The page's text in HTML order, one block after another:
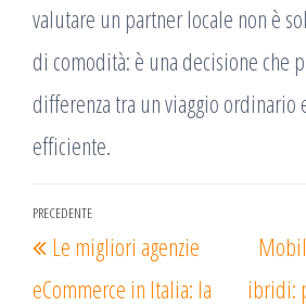
valutare un partner locale non è
di comodità: è una decisione che
differenza tra un viaggio ordinario
efficiente.
Navigazione
articoli
Articolo
precedente
PRECEDENTE
Le migliori agenzie
eCommerce in Italia: la
ibridi: